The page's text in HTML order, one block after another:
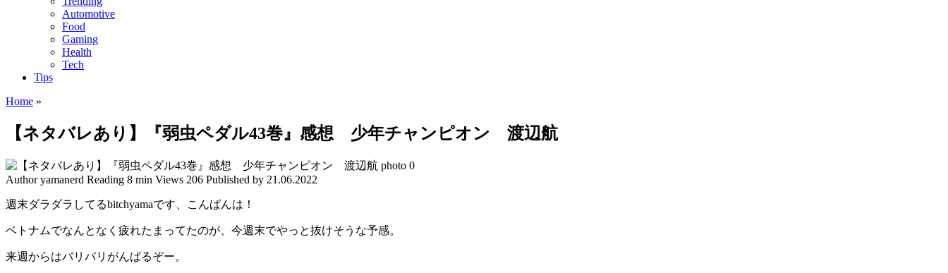
Automotive
Food
Gaming
Health
Tech
Tips
Home »
【ネタバレあり】『弱虫ペダル43巻』感想 少年チャンピオン 渡辺航
Author yamanerd Reading 8 min Views 206 Published by 21.06.2022
週末ダラダラしてるbitchyamaです、こんばんは！
ベトナムでなんとなく疲れたまってたのが、今週末でやっと抜けそうな予感。
来週からはバリバリがんばるぞー。